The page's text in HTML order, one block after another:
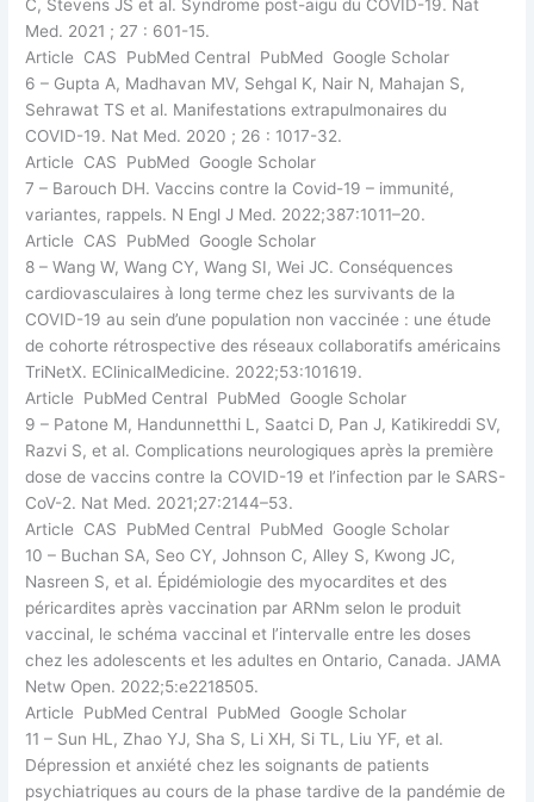
C, Stevens JS et al. Syndrome post-aigu du COVID-19. Nat
Med. 2021 ; 27 : 601-15.
Article CAS PubMed Central PubMed Google Scholar
6 – Gupta A, Madhavan MV, Sehgal K, Nair N, Mahajan S,
Sehrawat TS et al. Manifestations extrapulmonaires du
COVID-19. Nat Med. 2020 ; 26 : 1017-32.
Article CAS PubMed Google Scholar
7 – Barouch DH. Vaccins contre la Covid-19 – immunité,
variantes, rappels. N Engl J Med. 2022;387:1011–20.
Article CAS PubMed Google Scholar
8 – Wang W, Wang CY, Wang SI, Wei JC. Conséquences
cardiovasculaires à long terme chez les survivants de la
COVID-19 au sein d’une population non vaccinée : une étude
de cohorte rétrospective des réseaux collaboratifs américains
TriNetX. EClinicalMedicine. 2022;53:101619.
Article PubMed Central PubMed Google Scholar
9 – Patone M, Handunnetthi L, Saatci D, Pan J, Katikireddi SV,
Razvi S, et al. Complications neurologiques après la première
dose de vaccins contre la COVID-19 et l’infection par le SARS-
CoV-2. Nat Med. 2021;27:2144–53.
Article CAS PubMed Central PubMed Google Scholar
10 – Buchan SA, Seo CY, Johnson C, Alley S, Kwong JC,
Nasreen S, et al. Épidémiologie des myocardites et des
péricardites après vaccination par ARNm selon le produit
vaccinal, le schéma vaccinal et l’intervalle entre les doses
chez les adolescents et les adultes en Ontario, Canada. JAMA
Netw Open. 2022;5:e2218505.
Article PubMed Central PubMed Google Scholar
11 – Sun HL, Zhao YJ, Sha S, Li XH, Si TL, Liu YF, et al.
Dépression et anxiété chez les soignants de patients
psychiatriques au cours de la phase tardive de la pandémie de